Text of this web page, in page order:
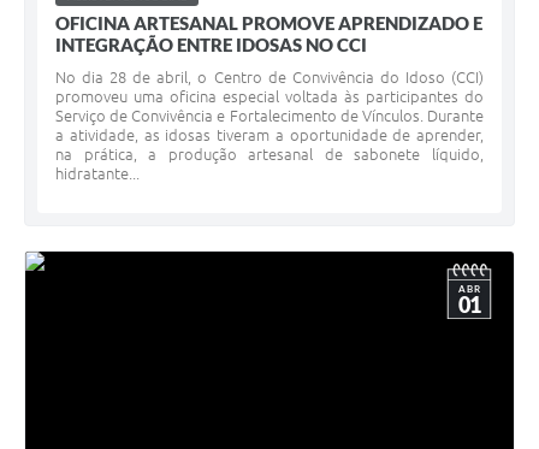
OFICINA ARTESANAL PROMOVE APRENDIZADO E
INTEGRAÇÃO ENTRE IDOSAS NO CCI
No dia 28 de abril, o Centro de Convivência do Idoso (CCI)
promoveu uma oficina especial voltada às participantes do
Serviço de Convivência e Fortalecimento de Vínculos. Durante
a atividade, as idosas tiveram a oportunidade de aprender,
na prática, a produção artesanal de sabonete líquido,
hidratante...
ABR
01